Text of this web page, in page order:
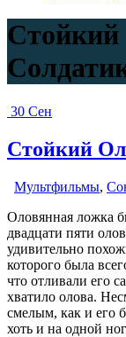
30 Сен
Стойкий
Мультфильмы,
Оловянная ложка
двадцати пяти
удивительно
которого была
что отливали его
хватило олова.
смелым, как и его
хоть и на одной